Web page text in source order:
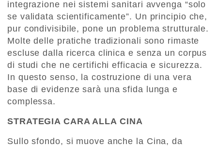
integrazione nei sistemi sanitari avvenga “solo
se validata scientificamente”. Un principio che,
pur condivisibile, pone un problema strutturale.
Molte delle pratiche tradizionali sono rimaste
escluse dalla ricerca clinica e senza un corpus
di studi che ne certifichi efficacia e sicurezza.
In questo senso, la costruzione di una vera
base di evidenze sarà una sfida lunga e
complessa.
STRATEGIA CARA ALLA CINA
Sullo sfondo, si muove anche la Cina, da